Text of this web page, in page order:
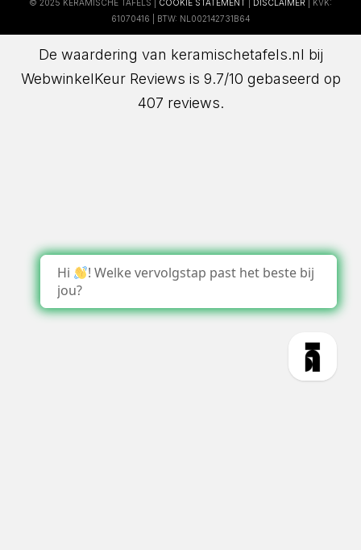
© 2025 KERAMISCHE TAFELS | COOKIE STATEMENT DISCLAIMER | KVK:
61070416 | BTW: NL002142731B64
De waardering van keramischetafels.nl bij
WebwinkelKeur Reviews is 9.7/10 gebaseerd op
407 reviews.
Hi
! Welke vervolgstap past het beste bij
jou?